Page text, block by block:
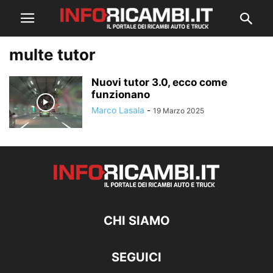
multe tutor
Nuovi tutor 3.0, ecco come
funzionano
Marco Lasala - 19 Marzo 2025
CHI SIAMO
SEGUICI